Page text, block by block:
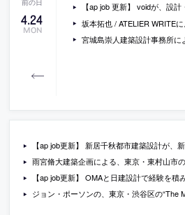
4.24
MON
【ap job 更新】 voidが、設計・デザ
坂本拓也 / ATELIER WRITEによる、東京・銀座の、商業施設内のディスプレイ「TDS New Balance SS23」。“ジェンダーニュートラル”を謳うブランドの為に
宮城島崇人建築設計事務所による、北海道・札幌市の住宅「Oプロジェクト」。公園に面する家の改修と増築。食に関わる施主の“ラボラトリー”と
【ap job更新】 新居千秋都市建築設計が、新規プロジェクト開始に伴い 設計スタッフ（2023年新卒・既
雨宮脩大建築企画による、東京・東村山市の、飲食店「ENCOUNTER」。狭小区画に“出会い”の名前の店を作る計画。利用者と料理人の双方が居心地よい空間を求め、雁行するカウンターや段差等で空間を細かく分
【ap job更新】 OMAと日建設計で経験を積み開設された「松田仁樹建築設計事務所」が、設計スタッフ（2023年新卒・既卒・経
ジョン・ポーソンの、東京・渋谷区の“The Mass”での展覧会「John Pawson」。ロンドンを拠点に活動する建築家による写真展。作品を通して作家の“世界に対する独自の視点”を体験できる構成。半屋外